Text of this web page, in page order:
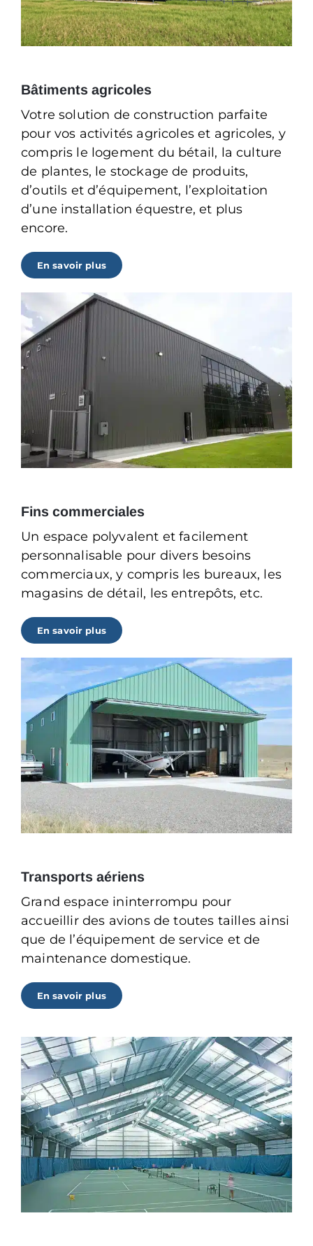
Bâtiments agricoles
Votre solution de construction parfaite
pour vos activités agricoles et agricoles, y
compris le logement du bétail, la culture
de plantes, le stockage de produits,
d’outils et d’équipement, l’exploitation
d’une installation équestre, et plus
encore.
En savoir plus
Fins commerciales
Un espace polyvalent et facilement
personnalisable pour divers besoins
commerciaux, y compris les bureaux, les
magasins de détail, les entrepôts, etc.
En savoir plus
Transports aériens
Grand espace ininterrompu pour
accueillir des avions de toutes tailles ainsi
que de l’équipement de service et de
maintenance domestique.
En savoir plus